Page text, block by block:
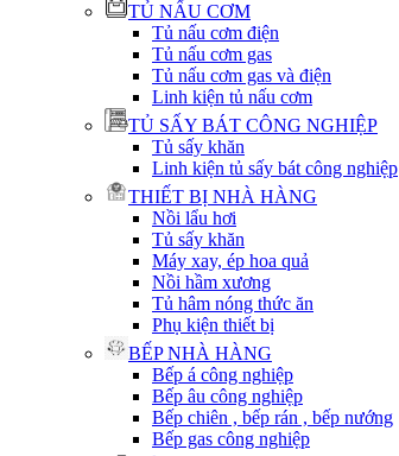
TỦ NẤU CƠM
Tủ nấu cơm điện
Tủ nấu cơm gas
Tủ nấu cơm gas và điện
Linh kiện tủ nấu cơm
TỦ SẤY BÁT CÔNG NGHIỆP
Tủ sấy khăn
Linh kiện tủ sấy bát công nghiệp
THIẾT BỊ NHÀ HÀNG
Nồi lẩu hơi
Tủ sấy khăn
Máy xay, ép hoa quả
Nồi hầm xương
Tủ hâm nóng thức ăn
Phụ kiện thiết bị
BẾP NHÀ HÀNG
Bếp á công nghiệp
Bếp âu công nghiệp
Bếp chiên , bếp rán , bếp nướng
Bếp gas công nghiệp